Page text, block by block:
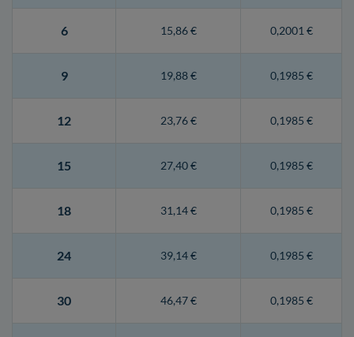
6 15,86 € 0,2001 €
9 19,88 € 0,1985 €
12 23,76 € 0,1985 €
15 27,40 € 0,1985 €
18 31,14 € 0,1985 €
24 39,14 € 0,1985 €
30 46,47 € 0,1985 €